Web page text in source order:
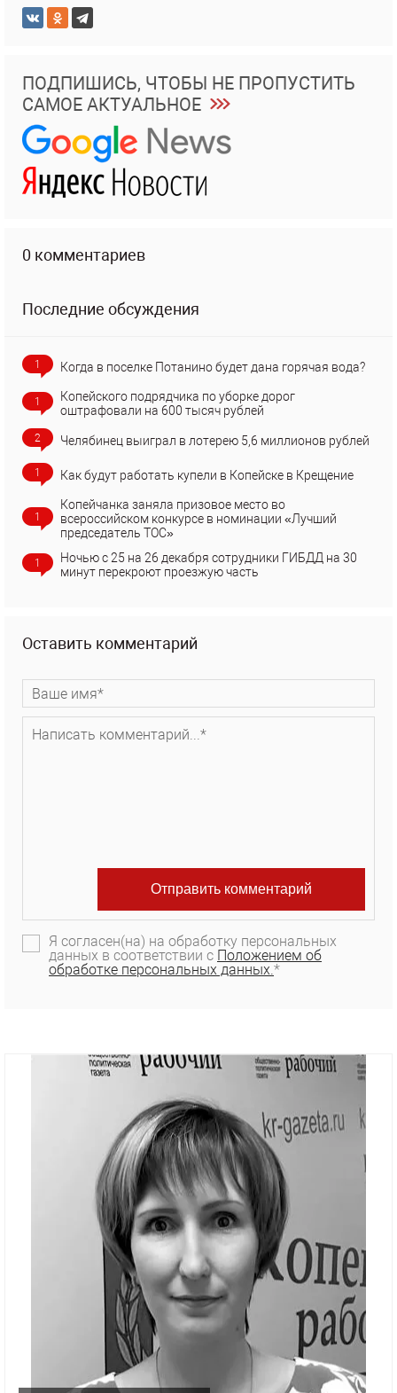
ПОДПИШИСЬ, ЧТОБЫ НЕ ПРОПУСТИТЬ
САМОЕ АКТУАЛЬНОЕ
0 комментариев
Последние обсуждения
1 Когда в поселке Потанино будет дана горячая вода?
1
Копейского подрядчика по уборке дорог
оштрафовали на 600 тысяч рублей
2 Челябинец выиграл в лотерею 5,6 миллионов рублей
1 Как будут работать купели в Копейске в Крещение
1
Копейчанка заняла призовое место во
всероссийском конкурсе в номинации «Лучший
председатель ТОС»
1
Ночью с 25 на 26 декабря сотрудники ГИБДД на 30
минут перекроют проезжую часть
Оставить комментарий
Я согласен(на) на обработку персональных
данных в соответствии с Положением об
обработке персональных данных.*